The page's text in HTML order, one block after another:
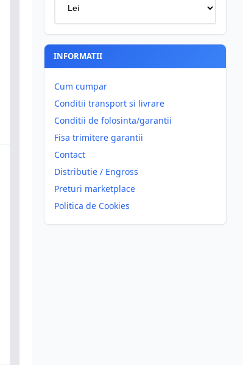
INFORMATII
Cum cumpar
Conditii transport si livrare
Conditii de folosinta/garantii
Fisa trimitere garantii
Contact
Distributie / Engross
Preturi marketplace
Politica de Cookies